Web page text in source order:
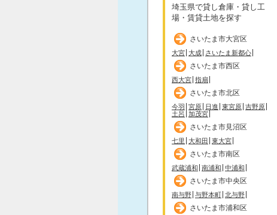
埼玉県で貸し倉庫・貸し工
場・賃貸土地を探す
さいたま市大宮区
大宮 大成 さいたま新都心
さいたま市西区
西大宮 指扇
さいたま市北区
今羽 宮原 日進 東宮原 吉野原
土呂 加茂宮
さいたま市見沼区
七里 大和田 東大宮
さいたま市南区
武蔵浦和 南浦和 中浦和
さいたま市中央区
南与野 与野本町 北与野
さいたま市浦和区